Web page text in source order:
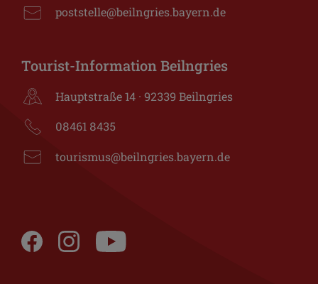
poststelle@beilngries.bayern.de
Tourist-Information Beilngries
Hauptstraße 14 · 92339 Beilngries
08461 8435
tourismus@beilngries.bayern.de